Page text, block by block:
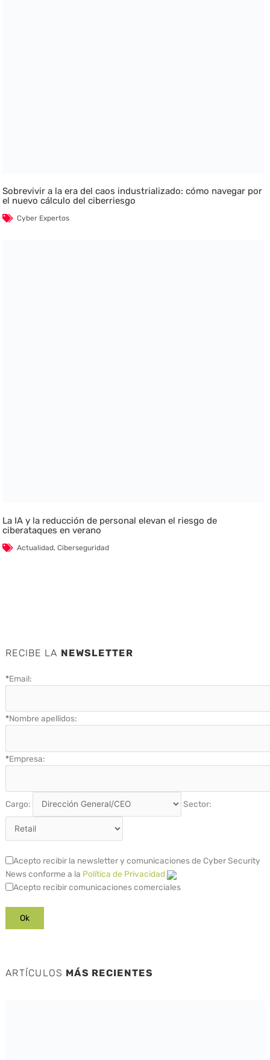
Sobrevivir a la era del caos industrializado: cómo navegar por
el nuevo cálculo del ciberriesgo
Cyber Expertos
La IA y la reducción de personal elevan el riesgo de
ciberataques en verano
Actualidad,Ciberseguridad
RECIBE LA NEWSLETTER
*Email:
*Nombre apellidos:
*Empresa:
Cargo: Sector:
Acepto recibir la newsletter y comunicaciones de Cyber Security
News conforme a la Política de Privacidad
Acepto recibir comunicaciones comerciales
ARTÍCULOS MÁS RECIENTES